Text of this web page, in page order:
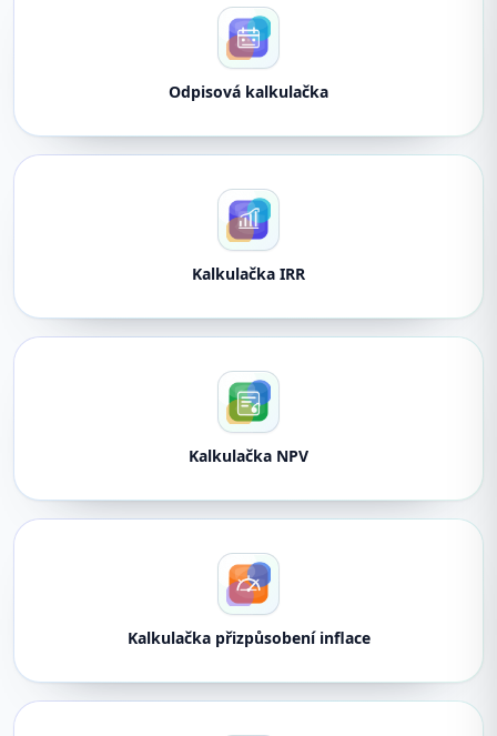
Odpisová kalkulačka
Kalkulačka IRR
Kalkulačka NPV
Kalkulačka přizpůsobení inflace